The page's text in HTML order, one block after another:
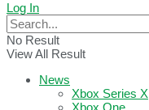
Log In
No Result
View All Result
News
Xbox Series X